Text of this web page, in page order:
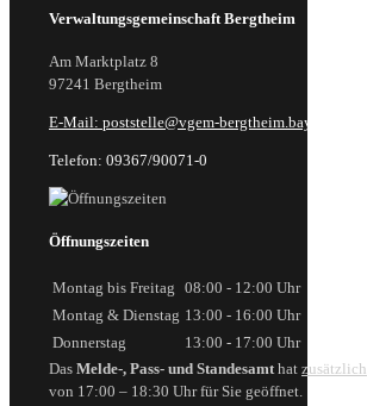
Verwaltungsgemeinschaft Bergtheim
Am Marktplatz 8
97241 Bergtheim
E-Mail: poststelle@vgem-bergtheim.bayern.de
Telefon: 09367/90071-0
Öffnungszeiten
Montag bis Freitag 08:00 - 12:00 Uhr
Montag & Dienstag 13:00 - 16:00 Uhr
Donnerstag
13:00 - 17:00 Uhr
Das Melde-, Pass- und Standesamthat zusätzlich
von 17:00 – 18:30 Uhr für Sie geöffnet.